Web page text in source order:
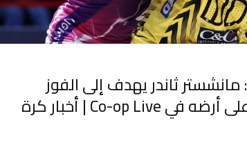
Netball Super League: مانشستر ثاندر يهدف إلى الفوز
بالنهائي الكبير الخيالي على أرضه في Co-op Live | أخبار كرة